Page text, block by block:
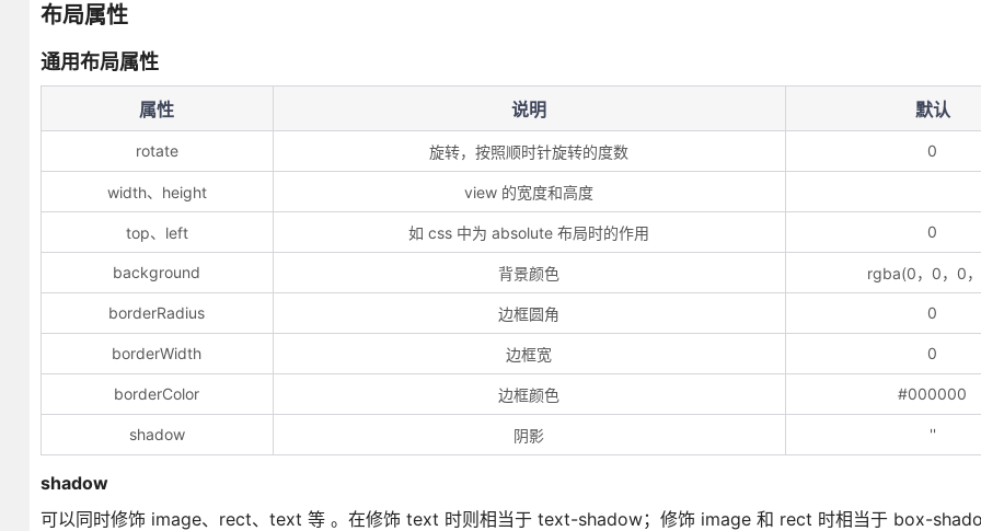
布局属性
通用布局属性
属性 说明 默认
rotate 旋转，按照顺时针旋转的度数 0
width、height view 的宽度和高度
top、left 如 css 中为 absolute 布局时的作用 0
background 背景颜色 rgba(0，0，0
borderRadius 边框圆角 0
borderWidth 边框宽 0
borderColor 边框颜色 #000000
shadow 阴影 ''
shadow
可以同时修饰 image、rect、text 等 。在修饰 text 时则相当于 text-shadow；修饰 image 和 rect 时相当于 box-